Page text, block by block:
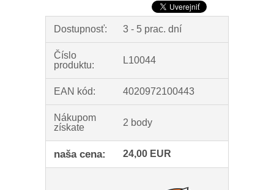
Dostupnosť: 3 - 5 prac. dní
Číslo
produktu:
L10044
EAN kód: 4020972100443
Nákupom
získate
2 body
naša cena: 24,00 EUR